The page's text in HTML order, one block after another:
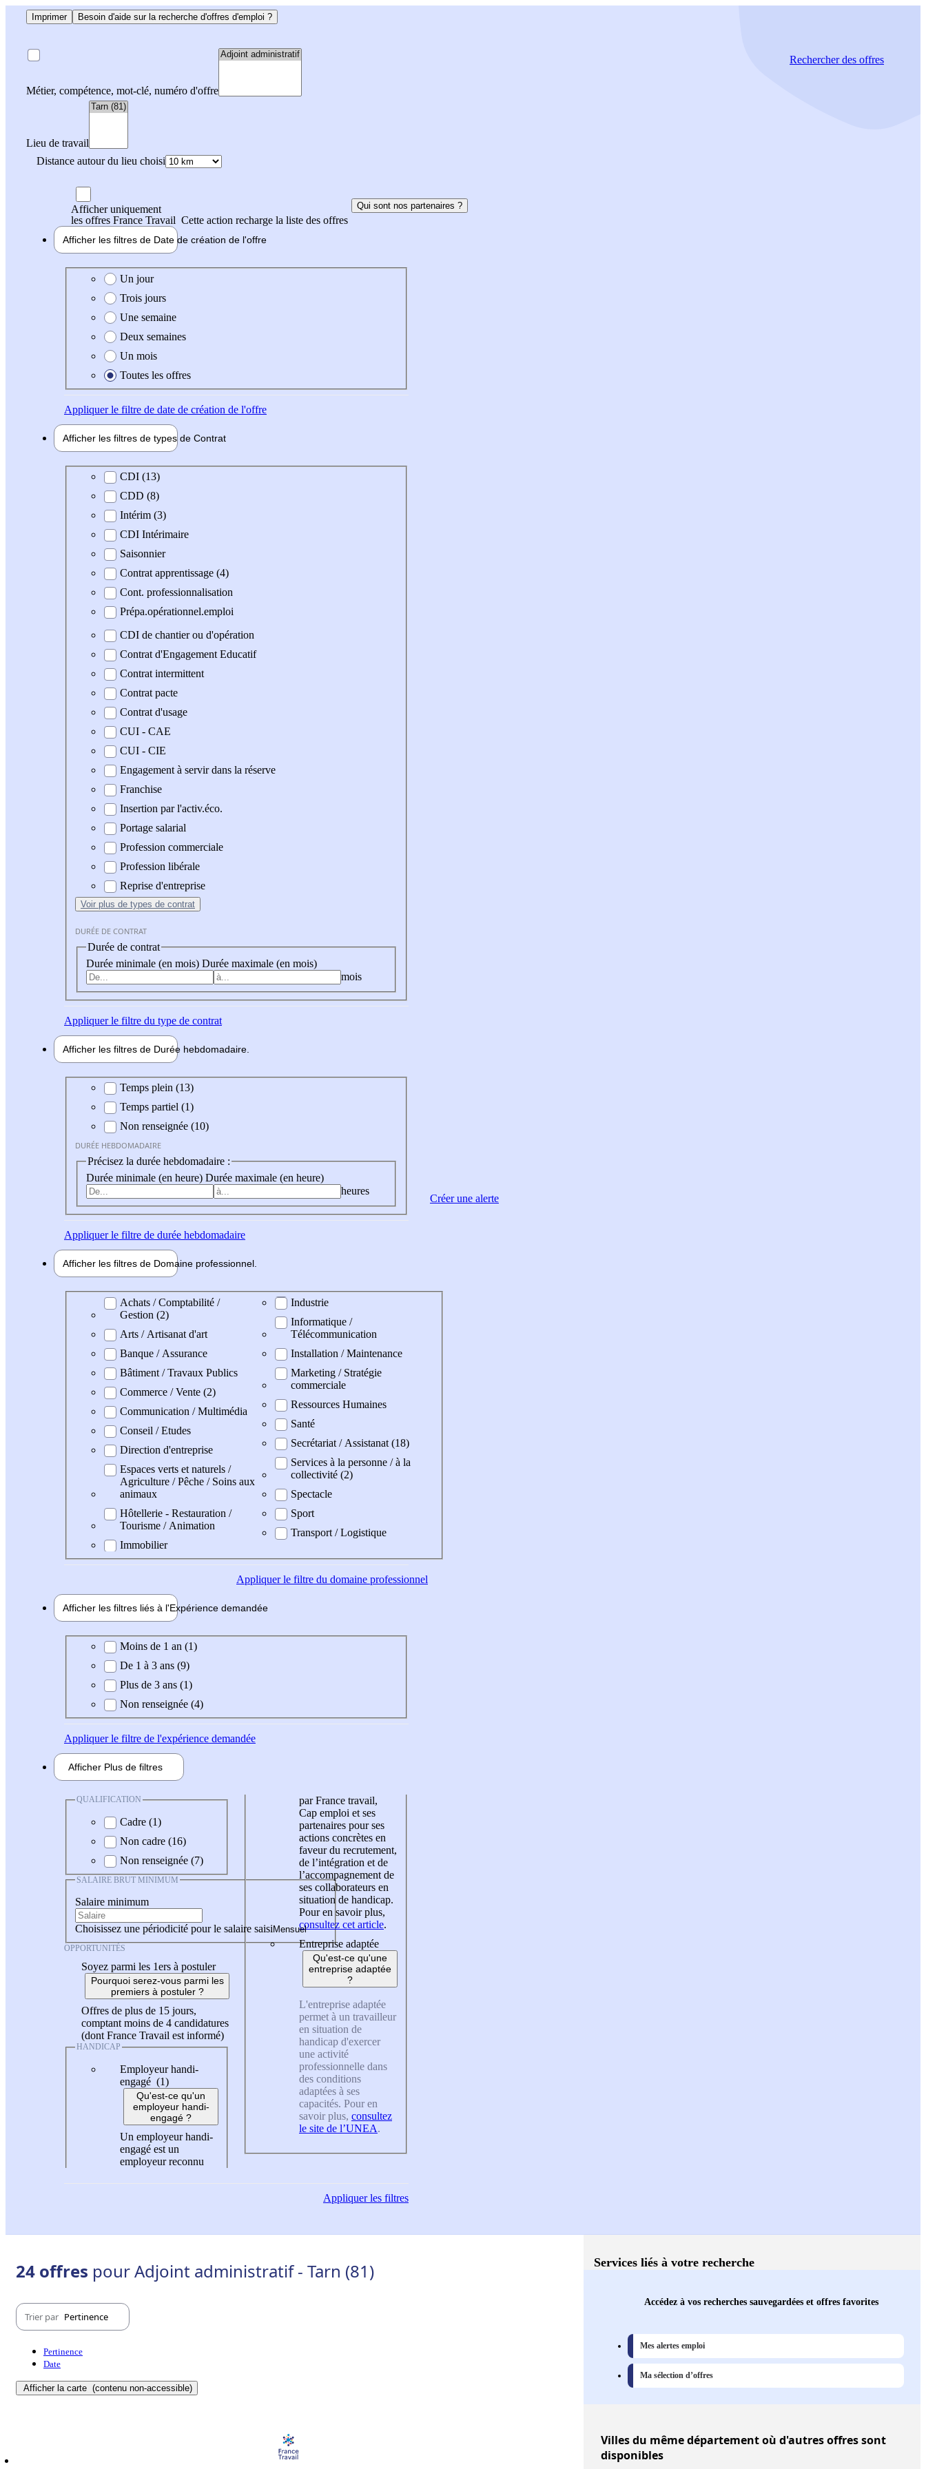
Imprimer Besoin d'aide sur la recherche d'offres d'emploi ?
Métier, compétence, mot-clé, numéro d'offre
Lieu de travail
Distance autour du lieu choisi
Rechercherdes offres
Afficher uniquement
les offres France Travail Cette action recharge la liste des offres
Qui sont nos partenaires ?
Afficher les filtres de Date de création de l'offre
Date de création de l'offre
Un jour
Trois jours
Une semaine
Deux semaines
Un mois
Toutes les offres
Appliquerle filtre de date de création de l'offre
Afficher les filtres de types de Contrat
Type de contratCDI (13)
CDD (8)
Intérim (3)
CDI Intérimaire
Saisonnier
Contrat apprentissage (4)
Cont. professionnalisation
Prépa.opérationnel.emploi
CDI de chantier ou d'opération
Contrat d'Engagement Educatif
Contrat intermittent
Contrat pacte
Contrat d'usage
CUI - CAE
CUI - CIE
Engagement à servir dans la réserve
Franchise
Insertion par l'activ.éco.
Portage salarial
Profession commerciale
Profession libérale
Reprise d'entreprise
Voir plus de types de contrat
DURÉE DE CONTRAT
Durée de contrat
Durée minimale (en mois) Durée maximale (en mois)
mois
Appliquerle filtre du type de contrat
Afficher les filtres de Durée hebdomadaire
Durée hebdomadaire
Temps plein (13)
Temps partiel (1)
Non renseignée (10)
DURÉE HEBDOMADAIRE
Précisez la durée hebdomadaire :
Durée minimale (en heure) Durée maximale (en heure)
heures
Appliquerle filtre de durée hebdomadaire
Afficher les filtres de Domaine professionnel
Domaine professionel
Achats / Comptabilité /
Gestion (2)
Arts / Artisanat d'art
Banque / Assurance
Bâtiment / Travaux Publics
Commerce / Vente (2)
Communication / Multimédia
Conseil / Etudes
Direction d'entreprise
Espaces verts et naturels /
Agriculture / Pêche / Soins aux
animaux
Hôtellerie - Restauration /
Tourisme / Animation
Immobilier
Industrie
Informatique /
Télécommunication
Installation / Maintenance
Marketing / Stratégie
commerciale
Ressources Humaines
Santé
Secrétariat / Assistanat (18)
Services à la personne / à la
collectivité (2)
Spectacle
Sport
Transport / Logistique
Appliquerle filtre du domaine professionnel
Afficher les filtres liés à l'Expérience demandée
Expérience demandée
Moins de 1 an (1)
De 1 à 3 ans (9)
Plus de 3 ans (1)
Non renseignée (4)
Appliquerle filtre de l'expérience demandée
Afficher Plus de filtres
QUALIFICATION
Cadre (1)
Non cadre (16)
Non renseignée (7)
SALAIRE BRUT MINIMUM
Salaire minimum
Choisissez une périodicité pour le salaire saisi
OPPORTUNITÉS
Soyez parmi les 1ers à postuler
Pourquoi serez-vous parmi les
premiers à postuler ?
Offres de plus de 15 jours,
comptant moins de 4 candidatures
(dont France Travail est informé)
HANDICAP
Employeur handi-
engagé (1)
Qu'est-ce qu'un
employeur handi-
engagé ?
Un employeur handi-
engagé est un
employeur reconnu
par France travail,
Cap emploi et ses
partenaires pour ses
actions concrètes en
faveur du recrutement,
de l’intégration et de
l’accompagnement de
ses collaborateurs en
situation de handicap.
Pour en savoir plus,
consultez cet article.
Entreprise adaptée
Qu'est-ce qu'une
entreprise adaptée
?
L'entreprise adaptée
permet à un travailleur
en situation de
handicap d'exercer
une activité
professionnelle dans
des conditions
adaptées à ses
capacités. Pour en
savoir plus, consultez
le site de l’UNEA.
Appliquerles filtres
Créer une alerte
24 offres pour Adjoint administratif - Tarn (81)
Trier par Pertinence
Pertinence
Date
Afficher la carte (contenu non-accessible)
Services liés à votre recherche
Accédez à vos recherches sauvegardées et offres favorites
Mes alertes emploi
Ma sélection d’offres
Villesdu même département où d'autres offres sont
disponibles